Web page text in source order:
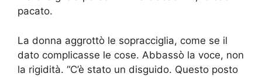
pacato.
La donna aggrottò le sopracciglia, come se il
dato complicasse le cose. Abbassò la voce, non
la rigidità. “C’è stato un disguido. Questo posto